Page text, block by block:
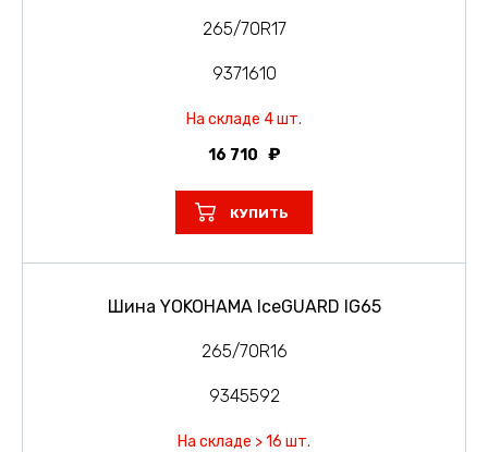
265/70R17
9371610
На складе 4 шт.
16 710
КУПИТЬ
Шина YOKOHAMA IceGUARD IG65
265/70R16
9345592
На складе > 16 шт.